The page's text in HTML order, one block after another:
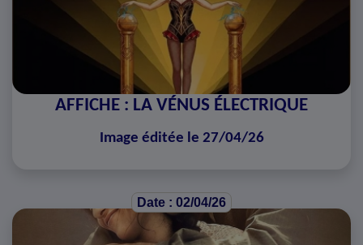
AFFICHE : LA VÉNUS ÉLECTRIQUE
Image éditée le 27/04/26
Date : 02/04/26